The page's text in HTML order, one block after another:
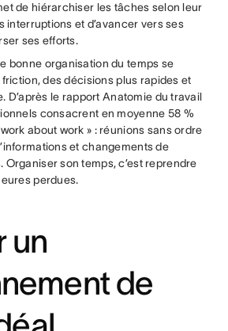
de hiérarchiser les tâches selon leur
interruptions et d’avancer vers ses
ses efforts.
bonne organisation du temps se
des décisions plus rapides et
D’après le rapport Anatomie du travail
consacrent en moyenne 58 %
about work » : réunions sans ordre
et changements de
son temps, c’est reprendre
perdues.
un
de